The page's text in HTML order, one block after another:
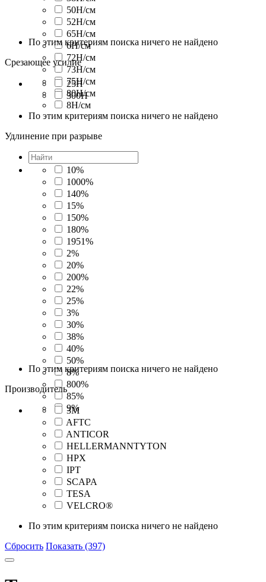
50Н/cм
52Н/cм
65Н/cм
6Н/cм
72Н/cм
73Н/cм
75Н/cм
80Н/cм
8Н/cм
По этим критериям поиска ничего не найдено
Срезающее усилие
25Н
300Н
По этим критериям поиска ничего не найдено
Удлинение при разрыве
10%
1000%
140%
15%
150%
180%
1951%
2%
20%
200%
22%
25%
3%
30%
38%
40%
50%
8%
800%
85%
9%
По этим критериям поиска ничего не найдено
Производитель
3M
AFTC
ANTICOR
HELLERMANNTYTON
HPX
IPT
SCAPA
TESA
VELCRO®
По этим критериям поиска ничего не найдено
Сбросить Показать (397)